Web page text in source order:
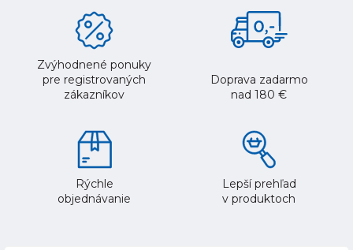
Zvýhodnené ponuky
pre registrovaných
zákazníkov
Doprava zadarmo
nad 180 €
Rýchle
objednávanie
Lepší prehľad
v produktoch